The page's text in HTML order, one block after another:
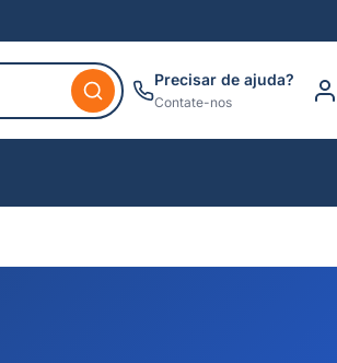
Precisar de ajuda?
Contate-nos